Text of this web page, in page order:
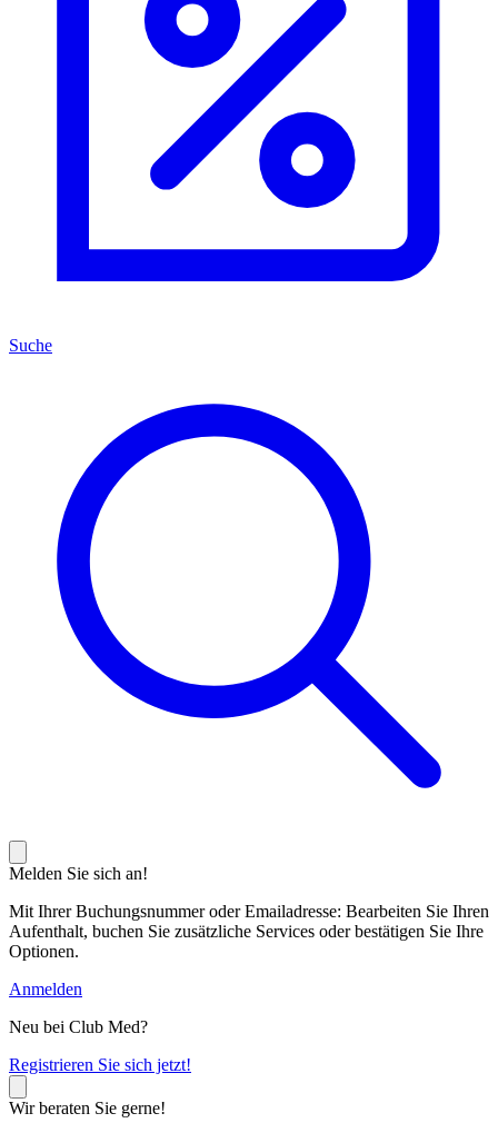
Suche
Melden Sie sich an!
Mit Ihrer Buchungsnummer oder Emailadresse: Bearbeiten Sie Ihren
Aufenthalt, buchen Sie zusätzliche Services oder bestätigen Sie Ihre
Optionen.
Anmelden
Neu bei Club Med?
Registrieren Sie sich jetzt!
Wir beraten Sie gerne!